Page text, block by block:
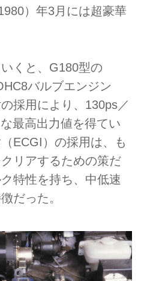
）年3月には超豪華
くと、G180型の
バルブエンジン
採用により、130ps／
最高出力値を得てい
ECGI）の採用は、も
リアするための策だ
特性を持ち、中低速
だった。